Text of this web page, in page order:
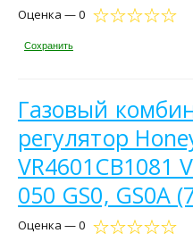
Оценка — 0
Сохранить
Газовый
регулятор
VR4601CB1081
050 GS0, GS0A
Оценка — 0